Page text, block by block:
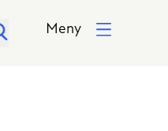
Meny